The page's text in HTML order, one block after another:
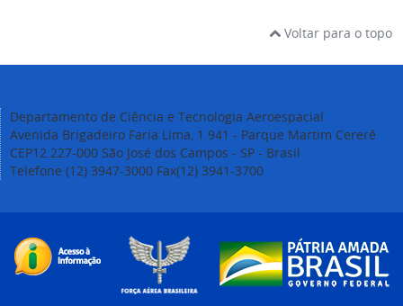
Voltar para o topo
Departamento de Ciência e Tecnologia Aeroespacial
Avenida Brigadeiro Faria Lima, 1.941 - Parque Martim Cererê
CEP12.227-000 São José dos Campos - SP - Brasil
Telefone (12) 3947-3000 Fax(12) 3941-3700